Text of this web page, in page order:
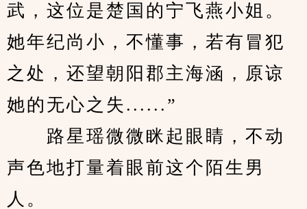
武，这位是楚国的宁飞燕小姐。
她年纪尚小，不懂事，若有冒犯
之处，还望朝阳郡主海涵，原谅
她的无心之失......”
路星瑶微微眯起眼睛，不动
声色地打量着眼前这个陌生男
人。